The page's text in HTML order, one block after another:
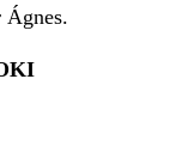
Ágnes.